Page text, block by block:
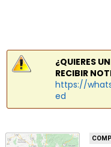
¿QUIERES
RECIBIR
https://
ed